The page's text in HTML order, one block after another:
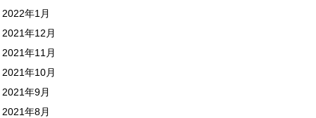
2022年1月
2021年12月
2021年11月
2021年10月
2021年9月
2021年8月